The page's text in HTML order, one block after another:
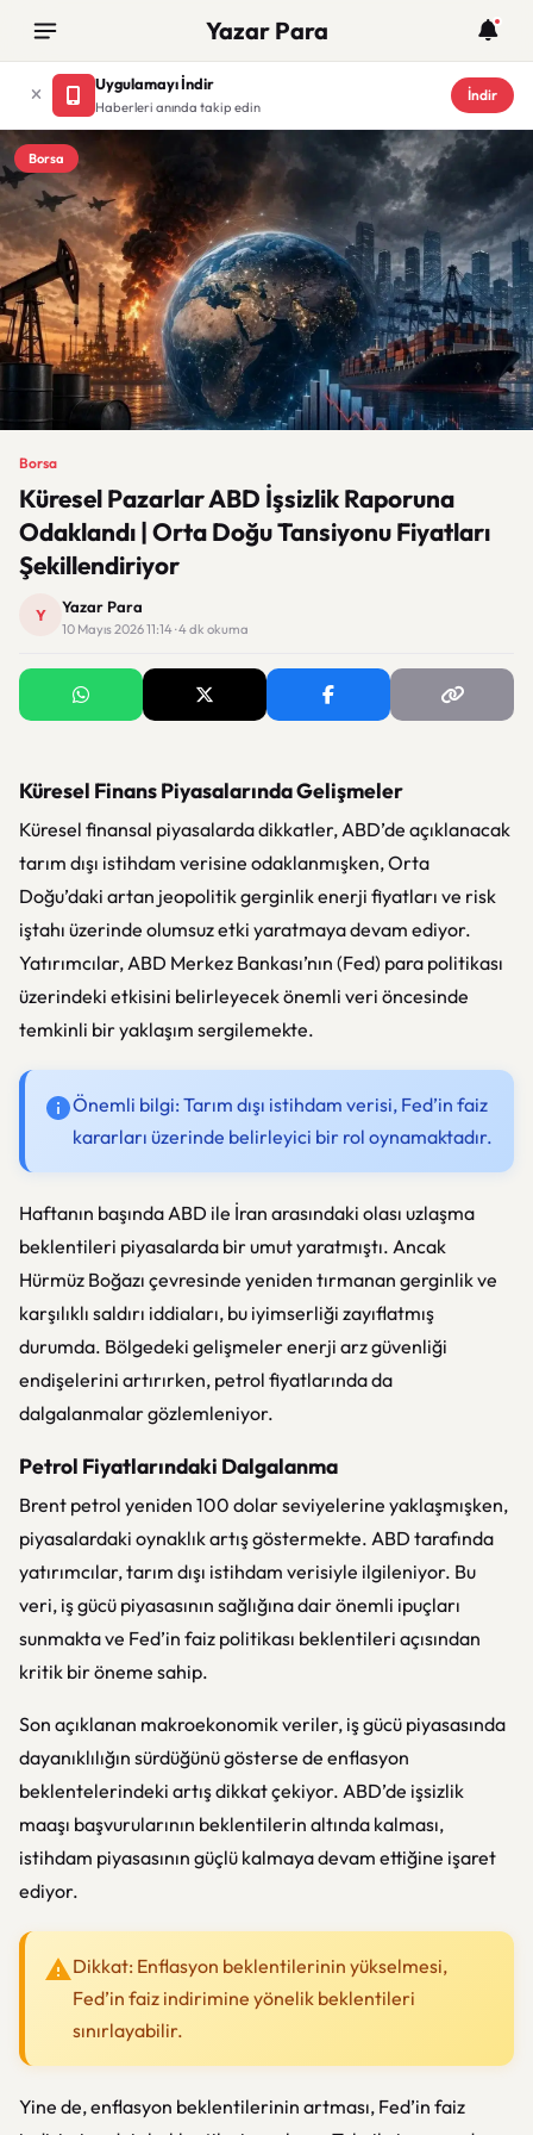
Yazar Para
Uygulamayı İndir
Haberleri anında takip edin
İndir
Borsa
Borsa
Küresel Pazarlar ABD İşsizlik Raporuna
Odaklandı | Orta Doğu Tansiyonu Fiyatları
Şekillendiriyor
Y Yazar Para
10 Mayıs 2026 11:14 · 4 dk okuma
Küresel Finans Piyasalarında Gelişmeler
Küresel finansal piyasalarda dikkatler, ABD’de açıklanacak
tarım dışı istihdam verisine odaklanmışken, Orta
Doğu’daki artan jeopolitik gerginlik enerji fiyatları ve risk
iştahı üzerinde olumsuz etki yaratmaya devam ediyor.
Yatırımcılar, ABD Merkez Bankası’nın (Fed) para politikası
üzerindeki etkisini belirleyecek önemli veri öncesinde
temkinli bir yaklaşım sergilemekte.
Önemli bilgi: Tarım dışı istihdam verisi, Fed’in faiz
kararları üzerinde belirleyici bir rol oynamaktadır.
Haftanın başında ABD ile İran arasındaki olası uzlaşma
beklentileri piyasalarda bir umut yaratmıştı. Ancak
Hürmüz Boğazı çevresinde yeniden tırmanan gerginlik ve
karşılıklı saldırı iddiaları, bu iyimserliği zayıflatmış
durumda. Bölgedeki gelişmeler enerji arz güvenliği
endişelerini artırırken, petrol fiyatlarında da
dalgalanmalar gözlemleniyor.
Petrol Fiyatlarındaki Dalgalanma
Brent petrol yeniden 100 dolar seviyelerine yaklaşmışken,
piyasalardaki oynaklık artış göstermekte. ABD tarafında
yatırımcılar, tarım dışı istihdam verisiyle ilgileniyor. Bu
veri, iş gücü piyasasının sağlığına dair önemli ipuçları
sunmakta ve Fed’in faiz politikası beklentileri açısından
kritik bir öneme sahip.
Son açıklanan makroekonomik veriler, iş gücü piyasasında
dayanıklılığın sürdüğünü gösterse de enflasyon
beklentelerindeki artış dikkat çekiyor. ABD’de işsizlik
maaşı başvurularının beklentilerin altında kalması,
istihdam piyasasının güçlü kalmaya devam ettiğine işaret
ediyor.
Dikkat: Enflasyon beklentilerinin yükselmesi,
Fed’in faiz indirimine yönelik beklentileri
sınırlayabilir.
Yine de, enflasyon beklentilerinin artması, Fed’in faiz